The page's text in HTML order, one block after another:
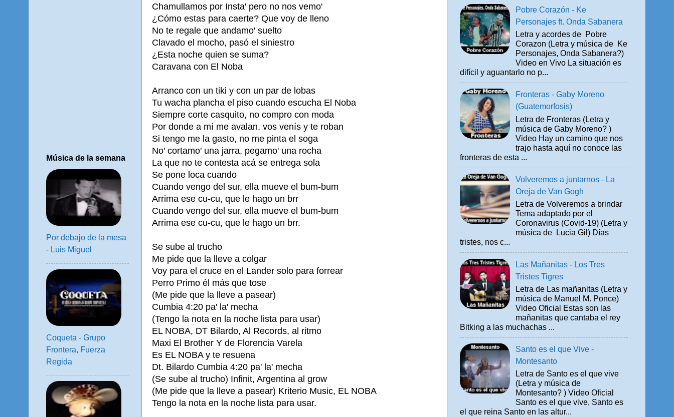
Chamullamos por Insta' pero no nos vemo'
¿Cómo estas para caerte? Que voy de lleno
No te regale que andamo' suelto
Clavado el mocho, pasó el siniestro
¿Esta noche quien se suma?
Caravana con El Noba
Arranco con un tiki y con un par de lobas
Tu wacha plancha el piso cuando escucha El Noba
Siempre corte casquito, no compro con moda
Por donde a mí me avalan, vos venís y te roban
Si tengo me la gasto, no me pinta el soga
No' cortamo' una jarra, pegamo' una rocha
La que no te contesta acá se entrega sola
Se pone loca cuando
Cuando vengo del sur, ella mueve el bum-bum
Arrima ese cu-cu, que le hago un brr
Cuando vengo del sur, ella mueve el bum-bum
Arrima ese cu-cu, que le hago un brr.
Se sube al trucho
Me pide que la lleve a colgar
Voy para el cruce en el Lander solo para forrear
Perro Primo él más que tose
(Me pide que la lleve a pasear)
Cumbia 4:20 pa' la' mecha
(Tengo la nota en la noche lista para usar)
EL NOBA, DT Bilardo, Al Records, al ritmo
Maxi El Brother Y de Florencia Varela
Es EL NOBA y te resuena
Dt. Bilardo Cumbia 4:20 pa' la' mecha
(Se sube al trucho) Infinit, Argentina al grow
(Me pide que la lleve a pasear) Kriterio Music, EL NOBA
Tengo la nota en la noche lista para usar.
Música de la semana
Por debajo de la mesa
- Luis Miguel
Coqueta - Grupo
Frontera, Fuerza
Regida
Pobre Corazón - Ke
Personajes ft. Onda Sabanera
Letra y acordes de Pobre
Corazon (Letra y música de Ke
Personajes, Onda Sabanera?)
Video en Vivo La situación es
difícil y aguantarlo no p...
Fronteras - Gaby Moreno
(Guatemorfosis)
Letra de Fronteras (Letra y
música de Gaby Moreno? )
Video Hay un camino que nos
trajo hasta aquí no conoce las
fronteras de esta ...
Volveremos a juntarnos - La
Oreja de Van Gogh
Letra de Volveremos a brindar
Tema adaptado por el
Coronavirus (Covid-19) (Letra y
música de Lucia Gil) Días
tristes, nos c...
Las Mañanitas - Los Tres
Tristes Tigres
Letra de Las mañanitas (Letra y
música de Manuel M. Ponce)
Video Oficial Estas son las
mañanitas que cantaba el rey
Bitking a las muchachas ...
Santo es el que Vive -
Montesanto
Letra de Santo es el que vive
(Letra y música de
Montesanto? ) Video Oficial
Santo es el que vive, Santo es
el que reina Santo en las altur...